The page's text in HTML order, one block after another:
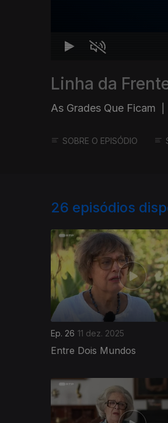
Linha da
As Grades Que Ficam
SOBRE O EPISÓDIO
26 episódios
Ep. 26 11 dez. 2025
Entre Dois Mundos